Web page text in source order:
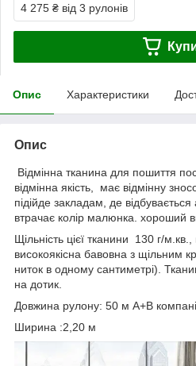
4 275 ₴ від 3 рулонів
Опис Характеристики
Опис
Відмінна тканина для пошиття
відмінна якість, має відмінну
підійде закладам, де
втрачає колір малюнка. хороший
Щільність цієї тканини 130 г/
високоякісна бавовна з щільним
ниток в одному сантиметрі).
на дотик.
Довжина рулону: 50 м А+В
Ширина :2,20 м